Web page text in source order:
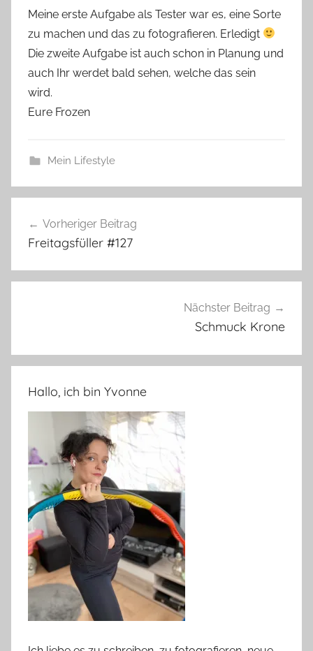
Meine erste Aufgabe als Tester war es, eine Sorte
zu machen und das zu fotografieren. Erledigt
Die zweite Aufgabe ist auch schon in Planung und
auch Ihr werdet bald sehen, welche das sein
wird.
Eure Frozen
Mein Lifestyle
Vorheriger Beitrag
Freitagsfüller #127
Nächster Beitrag
Schmuck Krone
Hallo, ich bin Yvonne